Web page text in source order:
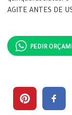
AGITE ANTES DE
PEDIR